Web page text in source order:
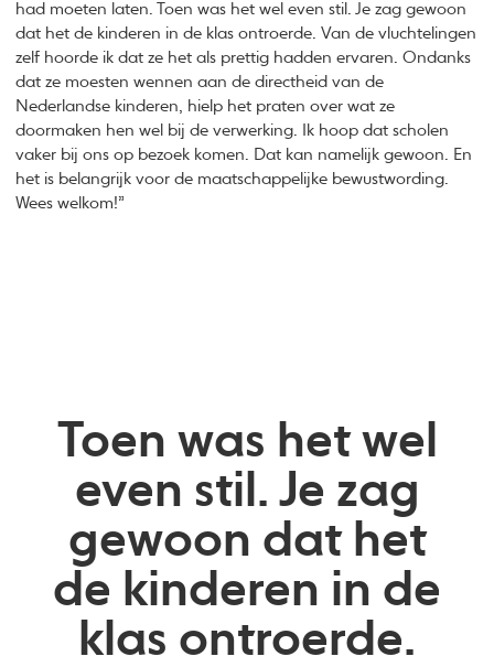
had moeten laten. Toen was het wel even stil. Je zag gewoon
dat het de kinderen in de klas ontroerde. Van de vluchtelingen
zelf hoorde ik dat ze het als prettig hadden ervaren. Ondanks
dat ze moesten wennen aan de directheid van de
Nederlandse kinderen, hielp het praten over wat ze
doormaken hen wel bij de verwerking. Ik hoop dat scholen
vaker bij ons op bezoek komen. Dat kan namelijk gewoon. En
het is belangrijk voor de maatschappelijke bewustwording.
Wees welkom!”
Toen was het wel
even stil. Je zag
gewoon dat het
de kinderen in de
klas ontroerde.